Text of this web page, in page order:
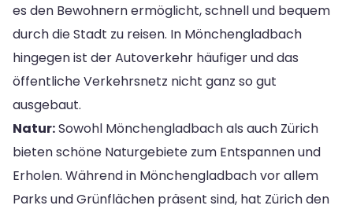
es den Bewohnern ermöglicht, schnell und bequem
durch die Stadt zu reisen. In Mönchengladbach
hingegen ist der Autoverkehr häufiger und das
öffentliche Verkehrsnetz nicht ganz so gut
ausgebaut.
Natur:Sowohl Mönchengladbach als auch Zürich
bieten schöne Naturgebiete zum Entspannen und
Erholen. Während in Mönchengladbach vor allem
Parks und Grünflächen präsent sind, hat Zürich den